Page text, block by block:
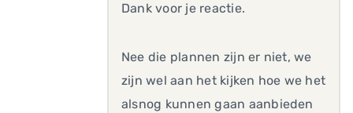
Dank voor je reactie.
Nee die plannen zijn er niet, we
zijn wel aan het kijken hoe we het
alsnog kunnen gaan aanbieden